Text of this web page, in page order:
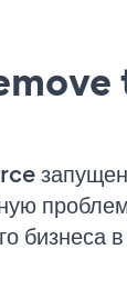
запущен
бизнеса